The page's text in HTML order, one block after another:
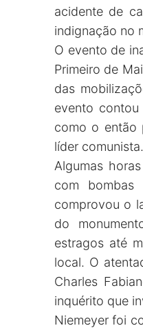
acidente de
indignação no
O evento de
Primeiro de
das
evento
como o então
líder comunista.
Algumas
com bombas
comprovou o
do
estragos até
local. O
Charles
inquérito que
Niemeyer foi